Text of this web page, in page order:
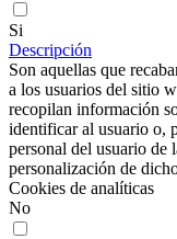
Si
Descripción
Son aquellas que
a los usuarios del sitio
recopilan información
identificar al usuario o,
personal del usuario de
personalización de
Cookies de analíticas
No